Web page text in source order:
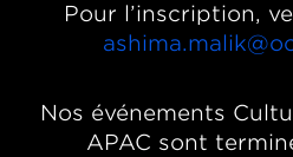
Pour l’inscription,
Nos événements
APAC sont